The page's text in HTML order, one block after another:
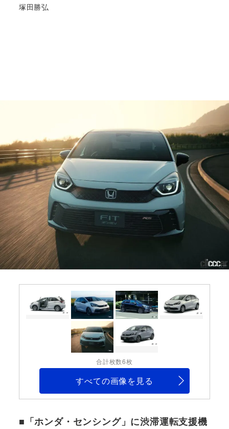
著
塚田勝弘
合計枚数6枚
すべての画像を見る
■「ホンダ・センシング」に渋滞運転支援機